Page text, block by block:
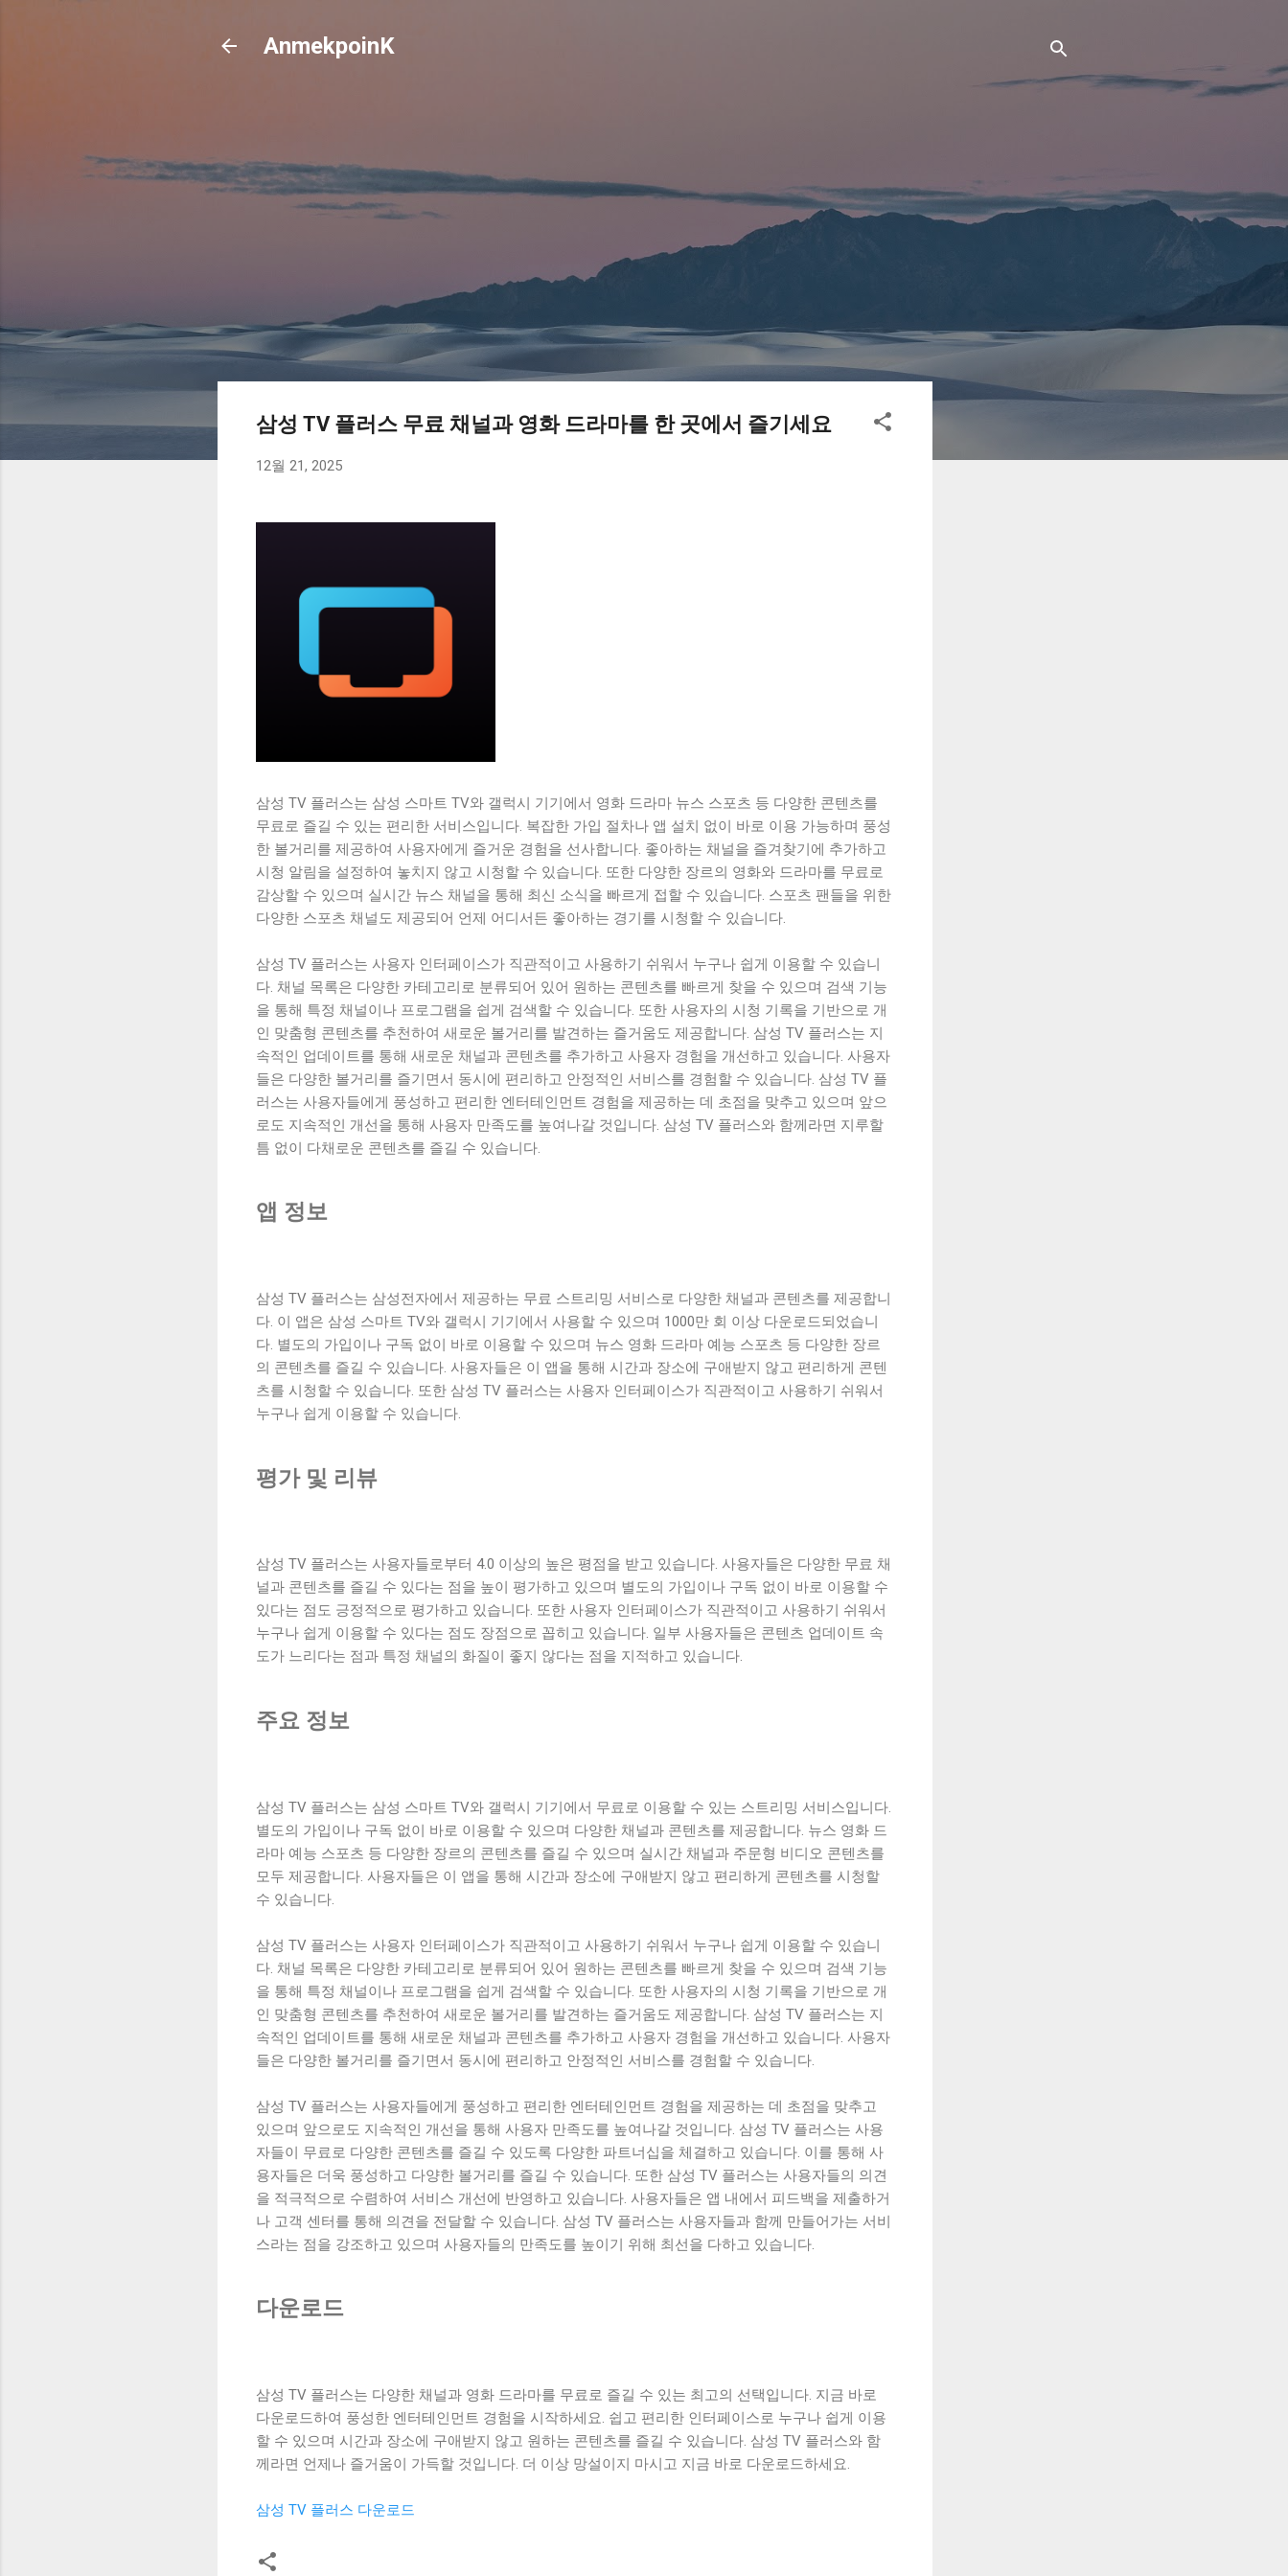
AnmekpoinK
삼성 TV 플러스 무료 채널과 영화 드라마를 한 곳에서 즐기세요
12월 21, 2025
삼성 TV 플러스는 삼성 스마트 TV와 갤럭시 기기에서 영화 드라마 뉴스 스포츠 등 다양한 콘텐츠를
무료로 즐길 수 있는 편리한 서비스입니다. 복잡한 가입 절차나 앱 설치 없이 바로 이용 가능하며 풍성
한 볼거리를 제공하여 사용자에게 즐거운 경험을 선사합니다. 좋아하는 채널을 즐겨찾기에 추가하고
시청 알림을 설정하여 놓치지 않고 시청할 수 있습니다. 또한 다양한 장르의 영화와 드라마를 무료로
감상할 수 있으며 실시간 뉴스 채널을 통해 최신 소식을 빠르게 접할 수 있습니다. 스포츠 팬들을 위한
다양한 스포츠 채널도 제공되어 언제 어디서든 좋아하는 경기를 시청할 수 있습니다.
삼성 TV 플러스는 사용자 인터페이스가 직관적이고 사용하기 쉬워서 누구나 쉽게 이용할 수 있습니
다. 채널 목록은 다양한 카테고리로 분류되어 있어 원하는 콘텐츠를 빠르게 찾을 수 있으며 검색 기능
을 통해 특정 채널이나 프로그램을 쉽게 검색할 수 있습니다. 또한 사용자의 시청 기록을 기반으로 개
인 맞춤형 콘텐츠를 추천하여 새로운 볼거리를 발견하는 즐거움도 제공합니다. 삼성 TV 플러스는 지
속적인 업데이트를 통해 새로운 채널과 콘텐츠를 추가하고 사용자 경험을 개선하고 있습니다. 사용자
들은 다양한 볼거리를 즐기면서 동시에 편리하고 안정적인 서비스를 경험할 수 있습니다. 삼성 TV 플
러스는 사용자들에게 풍성하고 편리한 엔터테인먼트 경험을 제공하는 데 초점을 맞추고 있으며 앞으
로도 지속적인 개선을 통해 사용자 만족도를 높여나갈 것입니다. 삼성 TV 플러스와 함께라면 지루할
틈 없이 다채로운 콘텐츠를 즐길 수 있습니다.
앱 정보
삼성 TV 플러스는 삼성전자에서 제공하는 무료 스트리밍 서비스로 다양한 채널과 콘텐츠를 제공합니
다. 이 앱은 삼성 스마트 TV와 갤럭시 기기에서 사용할 수 있으며 1000만 회 이상 다운로드되었습니
다. 별도의 가입이나 구독 없이 바로 이용할 수 있으며 뉴스 영화 드라마 예능 스포츠 등 다양한 장르
의 콘텐츠를 즐길 수 있습니다. 사용자들은 이 앱을 통해 시간과 장소에 구애받지 않고 편리하게 콘텐
츠를 시청할 수 있습니다. 또한 삼성 TV 플러스는 사용자 인터페이스가 직관적이고 사용하기 쉬워서
누구나 쉽게 이용할 수 있습니다.
평가 및 리뷰
삼성 TV 플러스는 사용자들로부터 4.0 이상의 높은 평점을 받고 있습니다. 사용자들은 다양한 무료 채
널과 콘텐츠를 즐길 수 있다는 점을 높이 평가하고 있으며 별도의 가입이나 구독 없이 바로 이용할 수
있다는 점도 긍정적으로 평가하고 있습니다. 또한 사용자 인터페이스가 직관적이고 사용하기 쉬워서
누구나 쉽게 이용할 수 있다는 점도 장점으로 꼽히고 있습니다. 일부 사용자들은 콘텐츠 업데이트 속
도가 느리다는 점과 특정 채널의 화질이 좋지 않다는 점을 지적하고 있습니다.
주요 정보
삼성 TV 플러스는 삼성 스마트 TV와 갤럭시 기기에서 무료로 이용할 수 있는 스트리밍 서비스입니다.
별도의 가입이나 구독 없이 바로 이용할 수 있으며 다양한 채널과 콘텐츠를 제공합니다. 뉴스 영화 드
라마 예능 스포츠 등 다양한 장르의 콘텐츠를 즐길 수 있으며 실시간 채널과 주문형 비디오 콘텐츠를
모두 제공합니다. 사용자들은 이 앱을 통해 시간과 장소에 구애받지 않고 편리하게 콘텐츠를 시청할
수 있습니다.
삼성 TV 플러스는 사용자 인터페이스가 직관적이고 사용하기 쉬워서 누구나 쉽게 이용할 수 있습니
다. 채널 목록은 다양한 카테고리로 분류되어 있어 원하는 콘텐츠를 빠르게 찾을 수 있으며 검색 기능
을 통해 특정 채널이나 프로그램을 쉽게 검색할 수 있습니다. 또한 사용자의 시청 기록을 기반으로 개
인 맞춤형 콘텐츠를 추천하여 새로운 볼거리를 발견하는 즐거움도 제공합니다. 삼성 TV 플러스는 지
속적인 업데이트를 통해 새로운 채널과 콘텐츠를 추가하고 사용자 경험을 개선하고 있습니다. 사용자
들은 다양한 볼거리를 즐기면서 동시에 편리하고 안정적인 서비스를 경험할 수 있습니다.
삼성 TV 플러스는 사용자들에게 풍성하고 편리한 엔터테인먼트 경험을 제공하는 데 초점을 맞추고
있으며 앞으로도 지속적인 개선을 통해 사용자 만족도를 높여나갈 것입니다. 삼성 TV 플러스는 사용
자들이 무료로 다양한 콘텐츠를 즐길 수 있도록 다양한 파트너십을 체결하고 있습니다. 이를 통해 사
용자들은 더욱 풍성하고 다양한 볼거리를 즐길 수 있습니다. 또한 삼성 TV 플러스는 사용자들의 의견
을 적극적으로 수렴하여 서비스 개선에 반영하고 있습니다. 사용자들은 앱 내에서 피드백을 제출하거
나 고객 센터를 통해 의견을 전달할 수 있습니다. 삼성 TV 플러스는 사용자들과 함께 만들어가는 서비
스라는 점을 강조하고 있으며 사용자들의 만족도를 높이기 위해 최선을 다하고 있습니다.
다운로드
삼성 TV 플러스는 다양한 채널과 영화 드라마를 무료로 즐길 수 있는 최고의 선택입니다. 지금 바로
다운로드하여 풍성한 엔터테인먼트 경험을 시작하세요. 쉽고 편리한 인터페이스로 누구나 쉽게 이용
할 수 있으며 시간과 장소에 구애받지 않고 원하는 콘텐츠를 즐길 수 있습니다. 삼성 TV 플러스와 함
께라면 언제나 즐거움이 가득할 것입니다. 더 이상 망설이지 마시고 지금 바로 다운로드하세요.
삼성 TV 플러스 다운로드